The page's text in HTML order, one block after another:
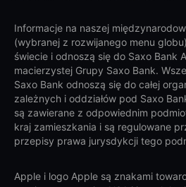
Informacje na naszej
(wybranej z rozwijanego menu
świecie i odnoszą się do Saxo Bank
macierzystej Grupy Saxo Bank.
Saxo Bank odnoszą się do całej
zależnych i oddziałów pod Saxo
są zawierane z odpowiednim
kraj zamieszkania i są regulowane
przepisy prawa jurysdykcji tego
Apple i logo Apple są znakami